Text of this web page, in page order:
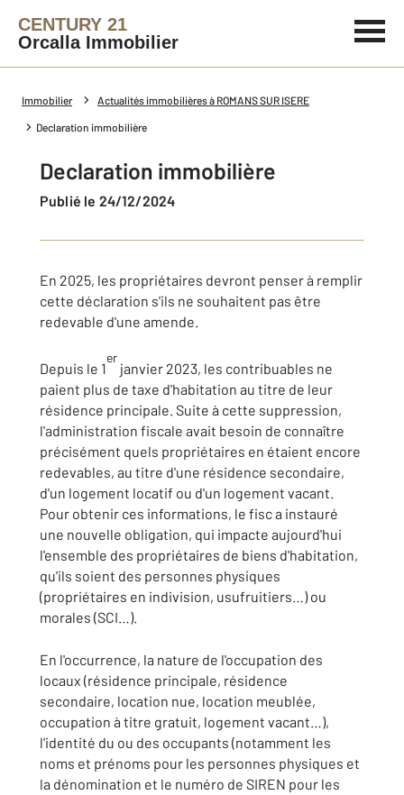
CENTURY 21
Orcalla Immobilier
Immobilier Actualités immobilières à ROMANS SUR ISERE
Declaration immobilière
Declaration immobilière
Publié le 24/12/2024
En 2025, les propriétaires devront penser à remplir
cette déclaration s'ils ne souhaitent pas être
redevable d'une amende.
Depuis le 1
er
janvier 2023, les contribuables ne
paient plus de taxe d'habitation au titre de leur
résidence principale. Suite à cette suppression,
l'administration fiscale avait besoin de connaître
précisément quels propriétaires en étaient encore
redevables, au titre d'une résidence secondaire,
d'un logement locatif ou d'un logement vacant.
Pour obtenir ces informations, le fisc a instauré
une nouvelle obligation, qui impacte aujourd'hui
l'ensemble des propriétaires de biens d'habitation,
qu'ils soient des personnes physiques
(propriétaires en indivision, usufruitiers…) ou
morales (SCI…).
En l'occurrence, la nature de l'occupation des
locaux (résidence principale, résidence
secondaire, location nue, location meublée,
occupation à titre gratuit, logement vacant…),
l'identité du ou des occupants (notamment les
noms et prénoms pour les personnes physiques et
la dénomination et le numéro de SIREN pour les